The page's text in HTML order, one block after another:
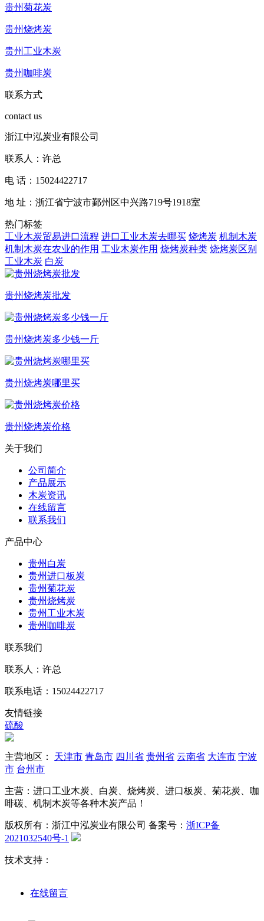
贵州菊花炭
贵州烧烤炭
贵州工业木炭
贵州咖啡炭
联系方式
contact us
浙江中泓炭业有限公司
联系人：许总
电 话：15024422717
地 址：浙江省宁波市鄞州区中兴路719号1918室
热门标签
工业木炭贸易进口流程 进口工业木炭去哪买 烧烤炭 机制木炭
机制木炭在农业的作用 工业木炭作用 烧烤炭种类 烧烤炭区别
工业木炭 白炭
贵州烧烤炭批发
贵州烧烤炭多少钱一斤
贵州烧烤炭哪里买
贵州烧烤炭价格
关于我们
公司简介
产品展示
木炭资讯
在线留言
联系我们
产品中心
贵州白炭
贵州进口板炭
贵州菊花炭
贵州烧烤炭
贵州工业木炭
贵州咖啡炭
联系我们
联系人：许总
联系电话：15024422717
友情链接
硫酸
主营地区： 天津市 青岛市 四川省 贵州省 云南省 大连市 宁波
市 台州市
主营：进口工业木炭、白炭、烧烤炭、进口板炭、菊花炭、咖
啡碳、机制木炭等各种木炭产品！
版权所有：浙江中泓炭业有限公司 备案号： 浙ICP备
2021032540号-1
技术支持：
在线留言